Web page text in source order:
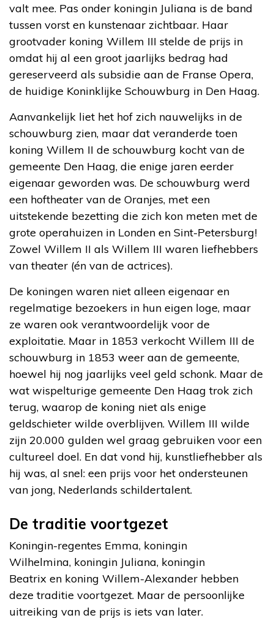
valt mee. Pas onder koningin Juliana is de band
tussen vorst en kunstenaar zichtbaar. Haar
grootvader koning Willem III stelde de prijs in
omdat hij al een groot jaarlijks bedrag had
gereserveerd als subsidie aan de Franse Opera,
de huidige Koninklijke Schouwburg in Den Haag.
Aanvankelijk liet het hof zich nauwelijks in de
schouwburg zien, maar dat veranderde toen
koning Willem II de schouwburg kocht van de
gemeente Den Haag, die enige jaren eerder
eigenaar geworden was. De schouwburg werd
een hoftheater van de Oranjes, met een
uitstekende bezetting die zich kon meten met de
grote operahuizen in Londen en Sint-Petersburg!
Zowel Willem II als Willem III waren liefhebbers
van theater (én van de actrices).
De koningen waren niet alleen eigenaar en
regelmatige bezoekers in hun eigen loge, maar
ze waren ook verantwoordelijk voor de
exploitatie. Maar in 1853 verkocht Willem III de
schouwburg in 1853 weer aan de gemeente,
hoewel hij nog jaarlijks veel geld schonk. Maar de
wat wispelturige gemeente Den Haag trok zich
terug, waarop de koning niet als enige
geldschieter wilde overblijven. Willem III wilde
zijn 20.000 gulden wel graag gebruiken voor een
cultureel doel. En dat vond hij, kunstliefhebber als
hij was, al snel: een prijs voor het ondersteunen
van jong, Nederlands schildertalent.
De traditie voortgezet
Koningin-regentes Emma, koningin
Wilhelmina, koningin Juliana, koningin
Beatrix en koning Willem-Alexander hebben
deze traditie voortgezet. Maar de persoonlijke
uitreiking van de prijs is iets van later.